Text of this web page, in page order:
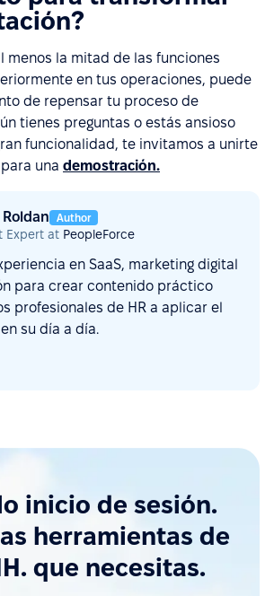
menos la mitad de las funciones
en tus operaciones, puede
de repensar tu proceso de
tienes preguntas o estás ansioso
funcionalidad, te invitamos a unirte
una demostración.
Author
Expert at PeopleForce
en SaaS, marketing digital
para crear contenido práctico
profesionales de HR a aplicar el
su día a día.
inicio de sesión.
herramientas de
que necesitas.